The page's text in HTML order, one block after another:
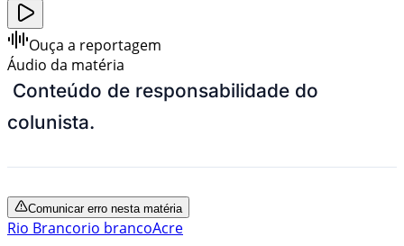
Ouça a reportagem
Áudio da matéria
Conteúdo de responsabilidade do
colunista.
Comunicar erro nesta matéria
Rio Brancorio brancoAcre